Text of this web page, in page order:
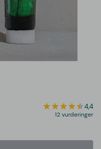
4,4
12 vurderinger